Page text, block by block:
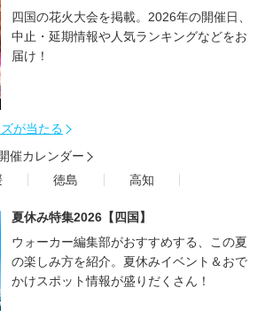
四国の花火大会を掲載。2026年の開催日、
中止・延期情報や人気ランキングなどをお
届け！
が当たる
催カレンダー
徳島 高知
夏休み特集2026【四国】
ウォーカー編集部がおすすめする、この夏
の楽しみ方を紹介。夏休みイベント＆おで
かけスポット情報が盛りだくさん！